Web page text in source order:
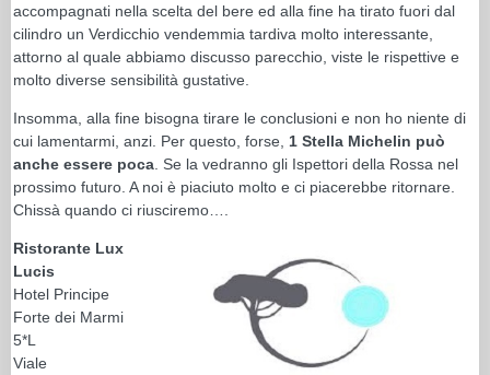
accompagnati nella scelta del bere ed alla fine ha tirato fuori dal
cilindro un Verdicchio vendemmia tardiva molto interessante,
attorno al quale abbiamo discusso parecchio, viste le rispettive e
molto diverse sensibilità gustative.
Insomma, alla fine bisogna tirare le conclusioni e non ho niente di
cui lamentarmi, anzi. Per questo, forse, 1 Stella Michelin può
anche essere poca . Se la vedranno gli Ispettori della Rossa nel
prossimo futuro. A noi è piaciuto molto e ci piacerebbe ritornare.
Chissà quando ci riusciremo….
Ristorante Lux
Lucis
Hotel Principe
Forte dei Marmi
5*L
Viale